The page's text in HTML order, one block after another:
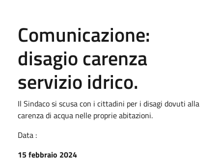
Comunicazione:
disagio carenza
servizio idrico.
Il Sindaco si scusa con i cittadini per i disagi dovuti alla
carenza di acqua nelle proprie abitazioni.
Data :
15 febbraio 2024